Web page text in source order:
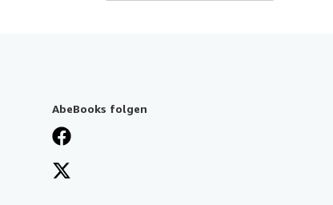
AbeBooks folgen